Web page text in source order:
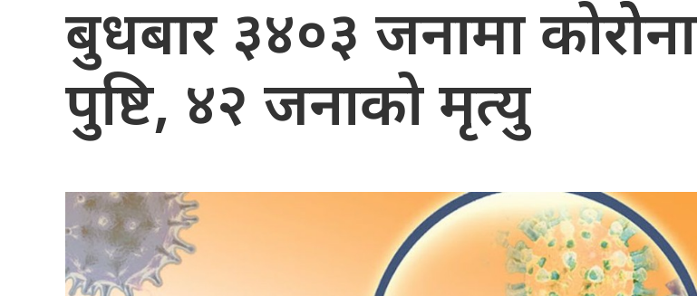
बुधबार ३४०३ जनामा कोरोेना
पुष्टि, ४२ जनाको मृत्यु